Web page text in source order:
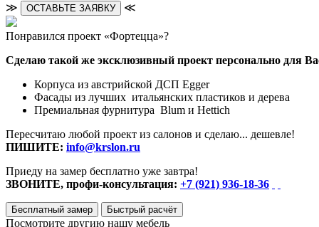
≫ ОСТАВЬТЕ ЗАЯВКУ ≪
Понравился проект «Фортецца»?
Сделаю такой же эксклюзивный проект персонально для
Корпуса из австрийской ДСП Egger
Фасады из лучших итальянских пластиков и дерева
Премиальная фурнитура Blum и Hettich
Пересчитаю любой проект из салонов и сделаю... дешевле!
ПИШИТЕ: info@krslon.ru
Приеду на замер бесплатно уже завтра!
ЗВОНИТЕ, профи-консультация: +7 (921) 936-18-36
Бесплатный замер Быстрый расчёт
Посмотрите другию нашу мебель